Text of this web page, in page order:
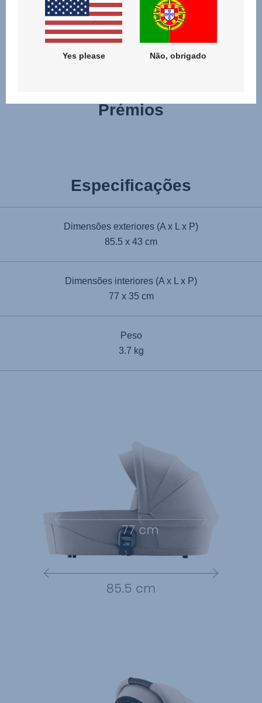
problemas, utilizando o mecanismo de libertação do botão
de memória, mesmo quando só tem uma mão livre.
Prémios
Especificações
Dimensões exteriores (A x L x P)
85.5 x 43 cm
Dimensões interiores (A x L x P)
77 x 35 cm
Peso
3.7 kg
Yes please Não, obrigado